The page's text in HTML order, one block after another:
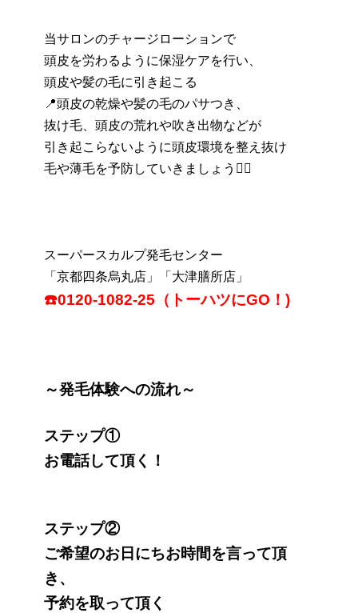
当サロンのチャージローションで
頭皮を労わるように保湿ケアを行い、
頭皮や髪の毛に引き起こる
📍頭皮の乾燥や髪の毛のパサつき、
抜け毛、頭皮の荒れや吹き出物などが
引き起こらないように頭皮環境を整え抜け
毛や薄毛を予防していきましょう👆🏼
スーパースカルプ発毛センター
「京都四条烏丸店」「大津膳所店」
☎️0120-1082-25（トーハツにGO！)
～発毛体験への流れ～
ステップ①
お電話して頂く！
ステップ②
ご希望のお日にちお時間を言って頂
き、
予約を取って頂く